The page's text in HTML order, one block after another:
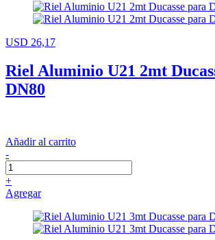
USD 26,17
Riel Aluminio U21 2mt
DN80
Añadir al carrito
-
+
Agregar